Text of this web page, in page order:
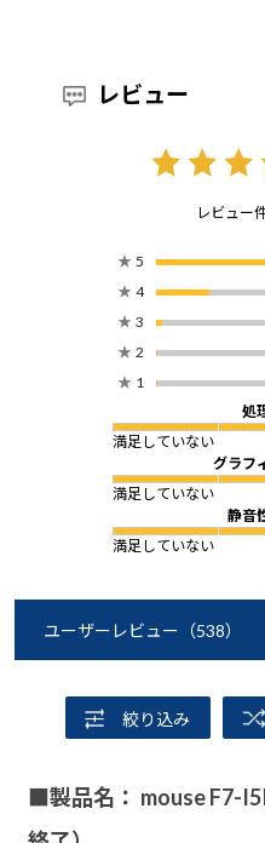
レビュー
レビュー
★ 5
★ 4
★ 3
★ 2
★ 1
処
満足していない
グラフ
満足していない
静音
満足していない
ユーザーレビュー （538）
絞り込み
■製品名： mouse F7-